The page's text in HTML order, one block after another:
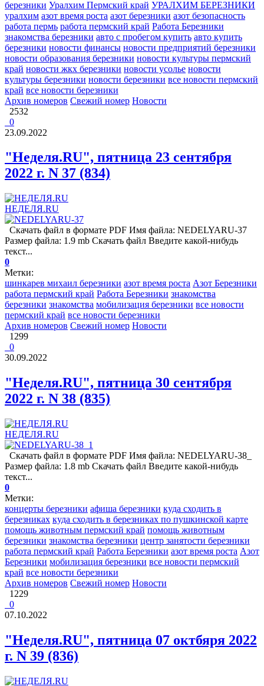
березники Уралхим Пермский край УРАЛХИМ БЕРЕЗНИКИ
уралхим азот время роста азот березники азот безопасность
работа пермь работа пермский край Работа Березники
знакомства березники авто с пробегом купить авто купить
березники новости финансы новости предприятий березники
новости образования березники новости культуры пермский
край новости жкх березники новости усолье новости
культуры березники новости березники все новости пермский
край все новости березники
Архив номеров Свежий номер Новости
2532
0
23.09.2022
"Неделя.RU", пятница 23 сентября
2022 г. N 37 (834)
НЕДЕЛЯ.RU
Скачать файл в формате PDF Имя файла: NEDELYARU-37
Размер файла: 1.9 mb Скачать файл Введите какой-нибудь
текст...
0
Метки:
шинкарев михаил березники азот время роста Азот Березники
работа пермский край Работа Березники знакомства
березники знакомства мобилизация березники все новости
пермский край все новости березники
Архив номеров Свежий номер Новости
1299
0
30.09.2022
"Неделя.RU", пятница 30 сентября
2022 г. N 38 (835)
НЕДЕЛЯ.RU
Скачать файл в формате PDF Имя файла: NEDELYARU-38_
Размер файла: 1.8 mb Скачать файл Введите какой-нибудь
текст...
0
Метки:
концерты березники афиша березники куда сходить в
березниках куда сходить в березниках по пушкинской карте
помощь животным пермский край помощь животным
березники знакомства березники центр занятости березники
работа пермский край Работа Березники азот время роста Азот
Березники мобилизация березники все новости пермский
край все новости березники
Архив номеров Свежий номер Новости
1229
0
07.10.2022
"Неделя.RU", пятница 07 октбяря 2022
г. N 39 (836)